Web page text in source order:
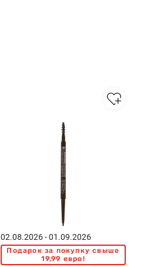
02.08.2026 - 01.09.2026
Подарок за покупку свыше
19,99 евро!